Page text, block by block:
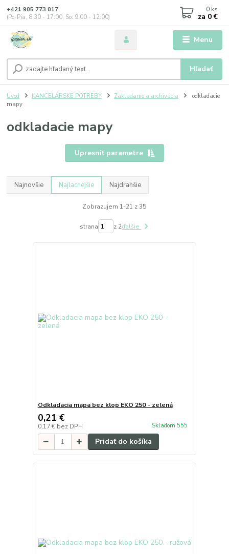
Menu
Hľadať
+421 905 773 017
(Po-Pia, 8:30 - 17:00, So: 9:00 - 12:00)
0 ks
za 0 €
Úvod KANCELÁRSKE POTREBY Zakladanie a archivácia
odkladacie
mapy
odkladacie mapy
Upresniť parametre
Najnovšie Najlacnejšie Najdrahšie
Zobrazujem 1-21 z 35
strana z 2ďalšie
Odkladacia mapa bez klop EKO 250 - zelená
0,21 €
0,17 € bez DPH Skladom 555
Pridať do košíka